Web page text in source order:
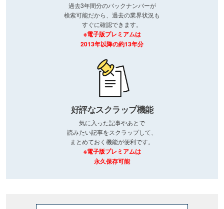
過去3年間分のバックナンバーが
検索可能だから、過去の業界状況も
すぐに確認できます。
※電子版プレミアムは
2013年以降の約13年分
好評なスクラップ機能
気に入った記事やあとで
読みたい記事をスクラップして、
まとめておく機能が便利です。
※電子版プレミアムは
永久保存可能